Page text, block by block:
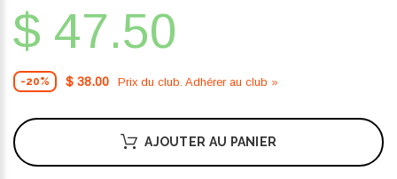
$ 47.50
-20% $ 38.00 Prix ​​du club. Adhérer au club »
AJOUTER AU PANIER